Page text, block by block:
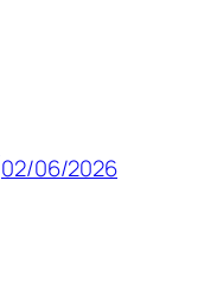
02/06/2026